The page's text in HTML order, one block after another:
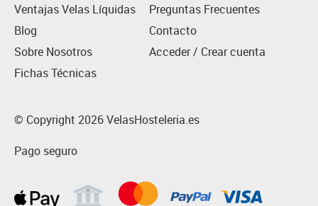
Ventajas Velas Líquidas
Preguntas Frecuentes
Blog
Contacto
Sobre Nosotros
Acceder / Crear cuenta
Fichas Técnicas
© Copyright 2026 VelasHosteleria.es
Pago seguro